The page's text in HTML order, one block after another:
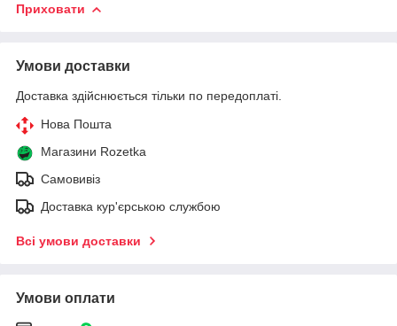
Приховати
Умови доставки
Доставка здійснюється тільки по передоплаті.
Нова Пошта
Магазини Rozetka
Самовивіз
Доставка кур'єрською службою
Всі умови доставки
Умови оплати